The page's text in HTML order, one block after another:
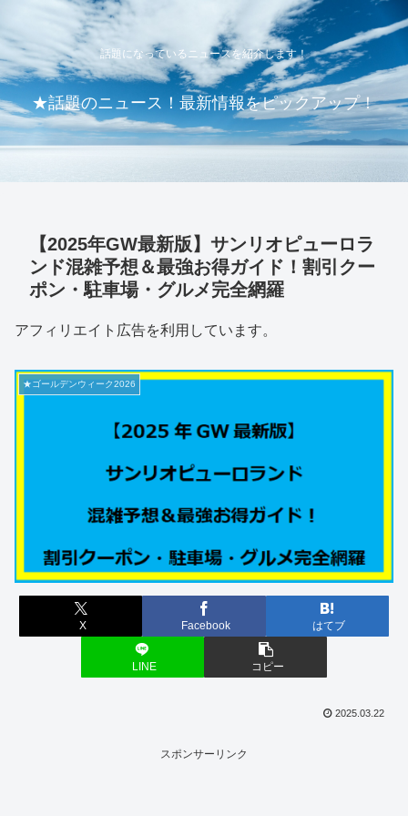
話題になっているニュースを紹介します！
★話題のニュース！最新情報をピックアップ！
【2025年GW最新版】サンリオピューロラ
ンド混雑予想＆最強お得ガイド！割引クー
ポン・駐車場・グルメ完全網羅
アフィリエイト広告を利用しています。
★ゴールデンウィーク2026
X Facebook はてブ
LINE コピー
2025.03.22
スポンサーリンク